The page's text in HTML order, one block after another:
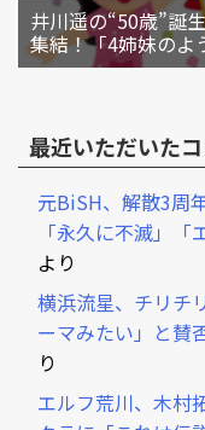
井川遥の“50歳”誕
集結！「4姉妹のよ
最近いただいた
元BiSH、解散3周
「永久に不滅」「
より
横浜流星、チリチ
ーマみたい」と賛
り
エルフ荒川、木村